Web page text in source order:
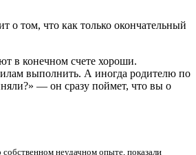
о том, что как только окончательный
в конечном счете хороши.
выполнить. А иногда родителю по
— он сразу поймет, что вы о
неудачном опыте, показали